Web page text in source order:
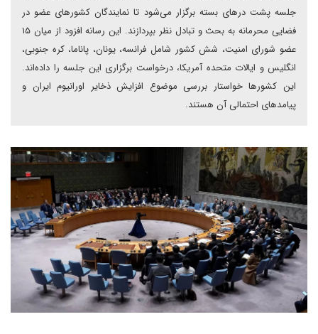
جلسه پشت درهای بسته برگزار می‌شود تا نمایندگان کشورهای عضو در
فضایی محرمانه به بحث و تبادل نظر بپردازند. این رسانه افزود‌ از میان ۱۵
عضو شورای امنیت، شش کشور شامل فرانسه، یونان، پاناما، کره جنوبی،
انگلیس و ایالات متحده آمریکا، درخواست برگزاری این جلسه را داده‌اند.
این کشورها خواستار بررسی موضوع افزایش ذخایر اورانیوم ایران و
پیامدهای احتمالی آن هستند.